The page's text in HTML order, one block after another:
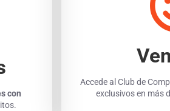
con
Accede al Club de
exclusivos en más